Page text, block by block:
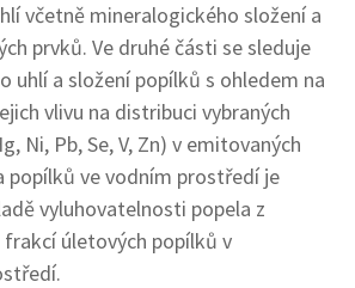
včetně mineralogického složení a
prvků. Ve druhé části se sleduje
uhlí a složení popílků s ohledem na
vlivu na distribuci vybraných
Ni, Pb, Se, V, Zn) v emitovaných
popílků ve vodním prostředí je
vyluhovatelnosti popela z
frakcí úletových popílků v